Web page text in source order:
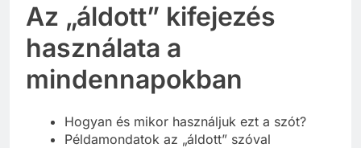
Az „áldott” kifejezés
használata a
mindennapokban
Hogyan és mikor használjuk ezt a szót?
Példamondatok az „áldott” szóval